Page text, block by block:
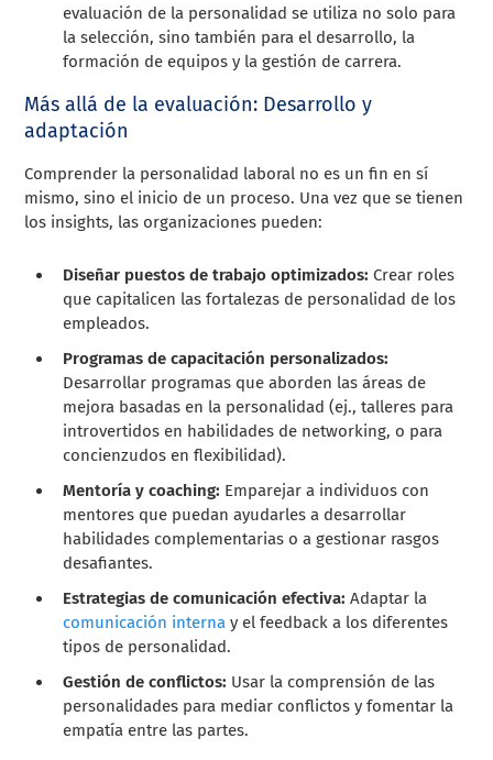
evaluación de la personalidad se utiliza no solo para
la selección, sino también para el desarrollo, la
formación de equipos y la gestión de carrera.
Más allá de la evaluación: Desarrollo y
adaptación
Comprender la personalidad laboral no es un fin en sí
mismo, sino el inicio de un proceso. Una vez que se tienen
los insights, las organizaciones pueden:
Diseñar puestos de trabajo optimizados: Crear roles
que capitalicen las fortalezas de personalidad de los
empleados.
Programas de capacitación personalizados:
Desarrollar programas que aborden las áreas de
mejora basadas en la personalidad (ej., talleres para
introvertidos en habilidades de networking, o para
concienzudos en flexibilidad).
Mentoría y coaching: Emparejar a individuos con
mentores que puedan ayudarles a desarrollar
habilidades complementarias o a gestionar rasgos
desafiantes.
Estrategias de comunicación efectiva: Adaptar la
comunicación interna y el feedback a los diferentes
tipos de personalidad.
Gestión de conflictos: Usar la comprensión de las
personalidades para mediar conflictos y fomentar la
empatía entre las partes.